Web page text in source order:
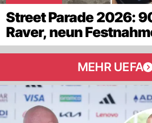
Street Parade 2026:
Raver, neun
MEHR UEFA